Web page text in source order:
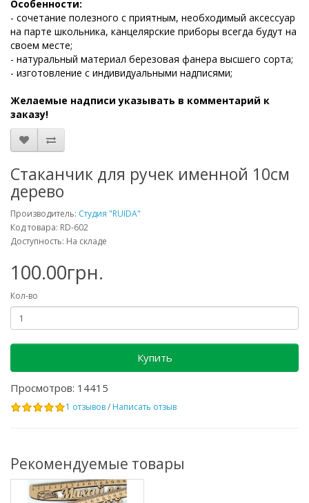
Особенности:
- сочетание полезного с приятным, необходимый аксессуар
на парте школьника, канцелярские приборы всегда будут на
своем месте;
- натуральный материал березовая фанера высшего сорта;
- изготовление с индивидуальными надписями;
Желаемые надписи указывать в комментарий к
заказу!
Стаканчик для ручек именной 10см
дерево
Производитель: Студия "RUIDA"
Код товара: RD-602
Доступность: На складе
100.00грн.
Кол-во
Купить
Просмотров: 14415
1 отзывов/ Написать отзыв
Рекомендуемые товары